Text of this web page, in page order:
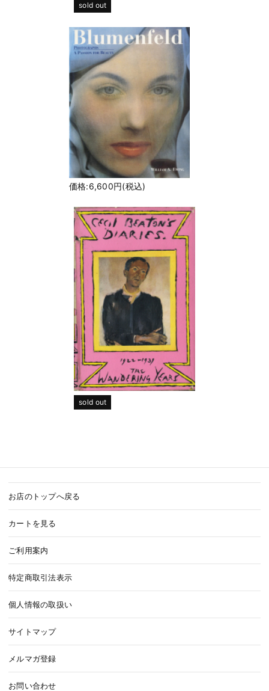
sold out
価格:6,600円(税込)
sold out
お店のトップへ戻る
カートを見る
ご利用案内
特定商取引法表示
個人情報の取扱い
サイトマップ
メルマガ登録
お問い合わせ